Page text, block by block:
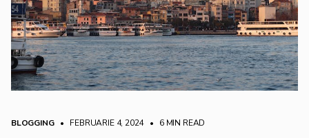
BLOGGING • FEBRUARIE 4, 2024 • 6 MIN READ